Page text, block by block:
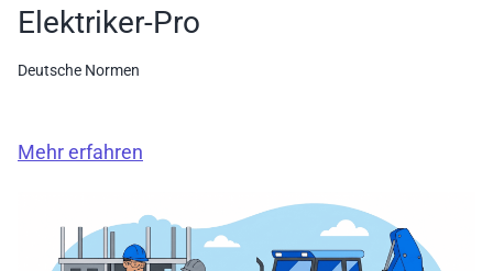
Elektriker-Pro
Deutsche Normen
Mehr erfahren